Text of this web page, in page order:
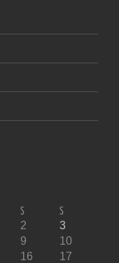
S S
2
3
9
10
16
17